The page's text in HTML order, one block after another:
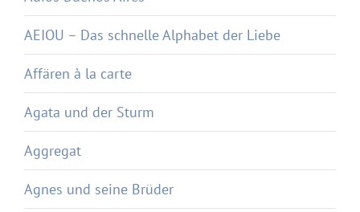
AEIOU – Das schnelle Alphabet der Liebe
Affären à la carte
Agata und der Sturm
Aggregat
Agnes und seine Brüder